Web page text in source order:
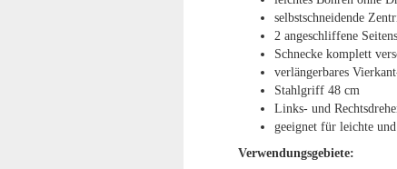
selbstschneidende
2 angeschliffene
Schnecke komplett
verlängerbares
Stahlgriff 48 cm
Links- und
geeignet für leichte
Verwendungsgebiete: